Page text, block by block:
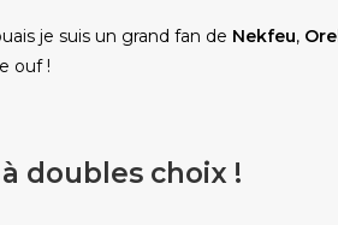
je suis un grand fan de Nekfeu,
ouf !
doubles choix !